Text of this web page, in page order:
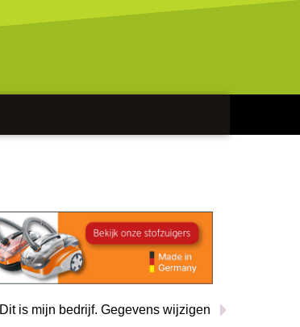
Dit is mijn bedrijf. Gegevens wijzigen